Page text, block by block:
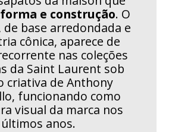
forma e construção. O
base arredondada e
cônica, aparece de
nas coleções
da Saint Laurent sob
criativa de Anthony
funcionando como
visual da marca nos
últimos anos.